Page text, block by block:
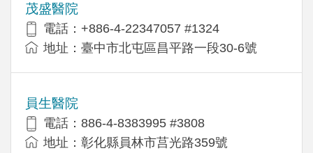
茂盛醫院
電話：+886-4-22347057 #1324
地址：臺中市北屯區昌平路一段30-6號
員生醫院
電話：886-4-8383995 #3808
地址：彰化縣員林市莒光路359號